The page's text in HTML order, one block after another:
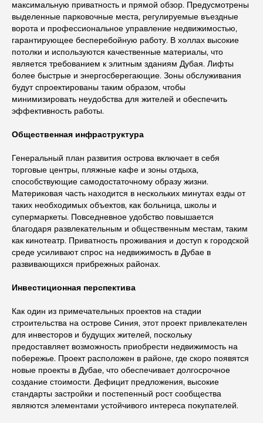
максимальную приватность и прямой обзор. Предусмотрены
выделенные парковочные места, регулируемые въездные
ворота и профессиональное управление недвижимостью,
гарантирующее бесперебойную работу. В холлах высокие
потолки и используются качественные материалы, что
является требованием к элитным зданиям Дубая. Лифты
более быстрые и энергосберегающие. Зоны обслуживания
будут спроектированы таким образом, чтобы
минимизировать неудобства для жителей и обеспечить
эффективность работы.
Общественная инфраструктура
Генеральный план развития острова включает в себя
торговые центры, пляжные кафе и зоны отдыха,
способствующие самодостаточному образу жизни.
Материковая часть находится в нескольких минутах езды от
таких необходимых объектов, как больница, школы и
супермаркеты. Повседневное удобство повышается
благодаря развлекательным и общественным местам, таким
как кинотеатр. Приватность проживания и доступ к городской
среде усиливают спрос на недвижимость в Дубае в
развивающихся прибрежных районах.
Инвестиционная перспектива
Как один из примечательных проектов на стадии
строительства на острове Синия, этот проект привлекателен
для инвесторов и будущих жителей, поскольку
предоставляет возможность приобрести недвижимость на
побережье. Проект расположен в районе, где скоро появятся
новые проекты в Дубае, что обеспечивает долгосрочное
создание стоимости. Дефицит предложения, высокие
стандарты застройки и постепенный рост сообщества
являются элементами устойчивого интереса покупателей.